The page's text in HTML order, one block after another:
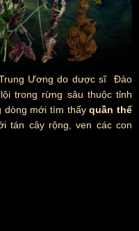
Ương do dược sĩ Đào
trong rừng sâu thuộc tỉnh
dòng mới tìm thấyquần thể
tán cây rộng, ven các con